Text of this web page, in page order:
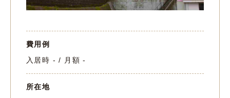
費用例
入居時 - / 月額 -
所在地